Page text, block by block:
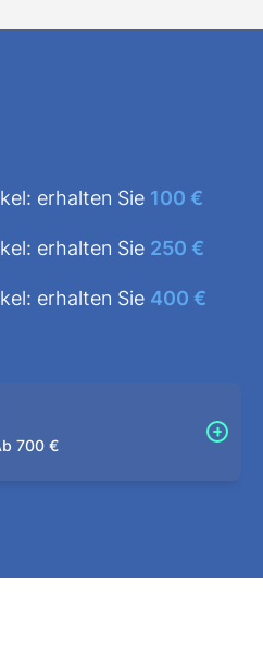
erhalten Sie 100 €
erhalten Sie 250 €
erhalten Sie 400 €
700 €